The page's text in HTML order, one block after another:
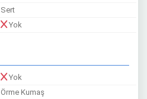
Sert
Yok
Yok
Örme Kumaş